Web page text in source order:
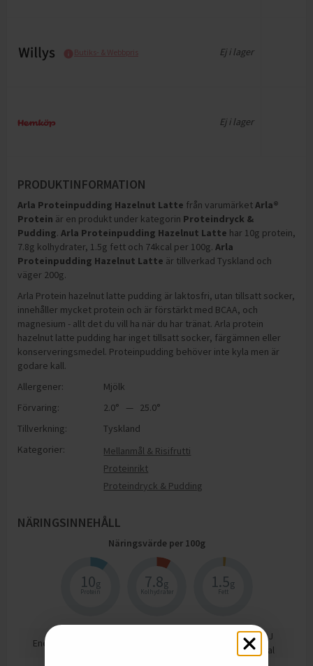
Butiks- & Webbpris Ej i lager
Ej i lager
PRODUKTINFORMATION
Arla Proteinpudding Hazelnut Latte från varumärketArla®
Protein är en produkt under kategorin Proteindryck &
Pudding. Arla Proteinpudding Hazelnut Latte har 10g protein,
7.8g kolhydrater, 1.5g fett och 74kcal per 100g. Arla
Proteinpudding Hazelnut Latte är tillverkad Tyskland och
väger 200g.
Arla Protein hazelnut latte pudding är laktosfri, utan tillsatt socker,
innehåller mycket protein och är förstärkt med BCAA, och
magnesium - allt det du vill ha när du har tränat. Arla protein
hazelnut latte pudding har inget tillsatt socker, färgämnen eller
konserveringsmedel. Proteinpudding behöver inte kyla men är
godare kall.
Allergener:
Mjölk
Förvaring:
2.0° — 25.0°
Tillverkning:
Tyskland
Kategorier:
Mellanmål & Risifrutti
Proteinrikt
Proteindryck & Pudding
NÄRINGSINNEHÅLL
Näringsvärde per 100g
10g
Protein
7.8g
Kolhydrater
1.5g
Fett
Energi
312 kJ
74
kcal